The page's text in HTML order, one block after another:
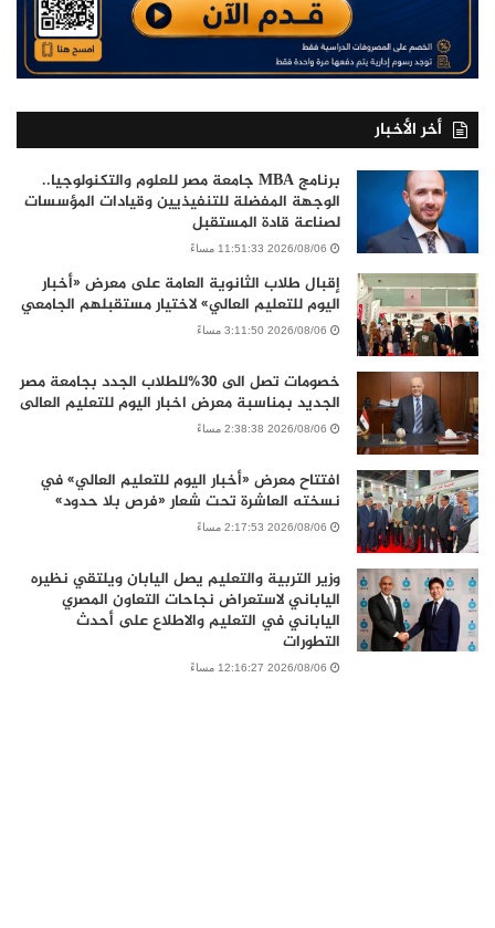
أخر الأخبار
برنامج MBA جامعة مصر للعلوم والتكنولوجيا..
الوجهة المفضلة للتنفيذيين وقيادات المؤسسات
لصناعة قادة المستقبل
2026/08/06 11:51:33 مساءً
إقبال طلاب الثانوية العامة على معرض «أخبار
اليوم للتعليم العالي» لاختيار مستقبلهم الجامعي
2026/08/06 3:11:50 مساءً
خصومات تصل الى 30%للطلاب الجدد بجامعة مصر
الجديد بمناسبة معرض اخبار اليوم للتعليم العالى
2026/08/06 2:38:38 مساءً
افتتاح معرض «أخبار اليوم للتعليم العالي» في
نسخته العاشرة تحت شعار «فرص بلا حدود»
2026/08/06 2:17:53 مساءً
وزير التربية والتعليم يصل اليابان ويلتقي نظيره
الياباني لاستعراض نجاحات التعاون المصري
الياباني في التعليم والاطلاع على أحدث
التطورات
2026/08/06 12:16:27 مساءً